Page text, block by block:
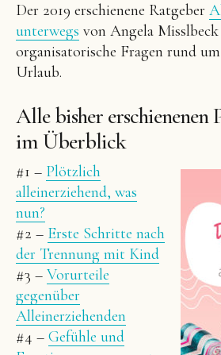
Der 2019 erschienene Ratgeber
unterwegs von Angela
organisatorische Fragen rund
Urlaub.
Alle bisher erschienenen
im Überblick
#1 – Plötzlich
alleinerziehend, was
nun?
#2 – Erste Schritte nach
der Trennung mit Kind
#3 – Vorurteile
gegenüber
Alleinerziehenden
#4 – Gefühle und